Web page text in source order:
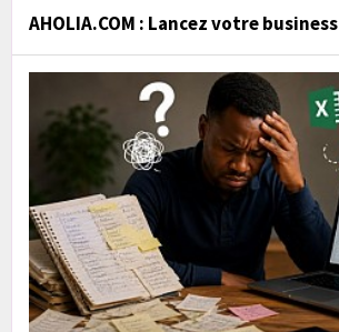
AHOLIA.COM : Lancez votre business